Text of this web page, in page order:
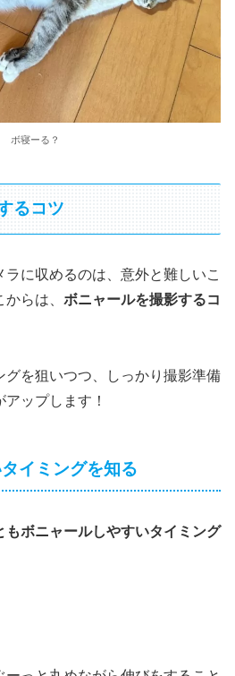
ボ寝ーる？
るコツ
に収めるのは、意外と難しいこ
らは、 ボニャールを撮影するコ
グを狙いつつ、しっかり撮影準備
ップします！
イミングを知る
もボニャールしやすいタイミング